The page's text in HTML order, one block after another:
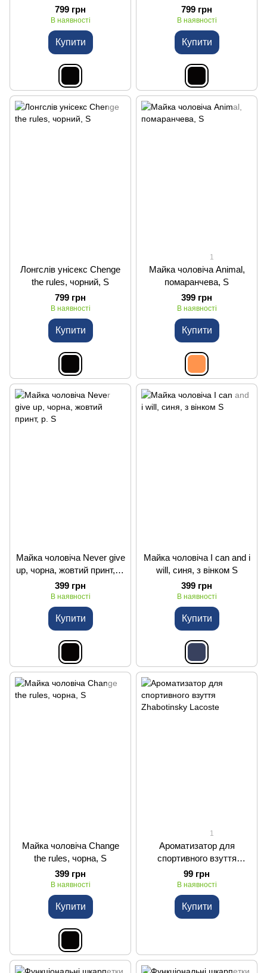
799 грн
В наявності
Купити
799 грн
В наявності
Купити
Лонгслів унісекс Chenge
the rules, чорний, S
799 грн
В наявності
Купити
1
Майка чоловіча Animal,
помаранчева, S
399 грн
В наявності
Купити
Майка чоловіча Never give
up, чорна, жовтий принт, р.
S
399 грн
В наявності
Купити
Майка чоловіча I can and i
will, синя, з вінком S
399 грн
В наявності
Купити
Майка чоловіча Change
the rules, чорна, S
399 грн
В наявності
Купити
1
Ароматизатор для
спортивного взуття
Zhabotinskу Lacoste
99 грн
В наявності
Купити